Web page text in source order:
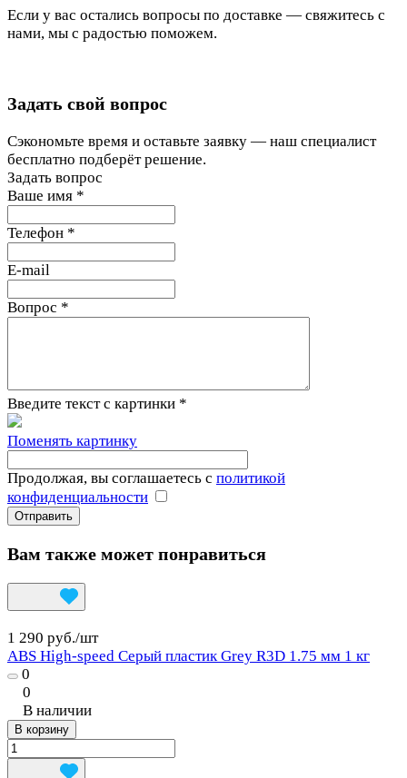
Если у вас остались вопросы по доставке — свяжитесь с
нами, мы с радостью поможем.
Задать свой вопрос
Сэкономьте время и оставьте заявку — наш специалист
бесплатно подберёт решение.
Задать вопрос
Ваше имя *
Телефон *
E-mail
Вопрос *
Введите текст с картинки *
Поменять картинку
Продолжая, вы соглашаетесь с политикой
конфиденциальности
Вам также может понравиться
1 290 руб./шт
ABS High-speed Серый пластик Grey R3D 1.75 мм 1 кг
0
0
В наличии
В корзину